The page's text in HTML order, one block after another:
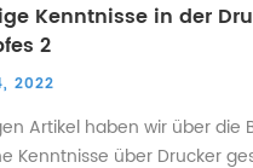
Kenntnisse in der
2
2022
Artikel haben wir über
Kenntnisse über Drucker